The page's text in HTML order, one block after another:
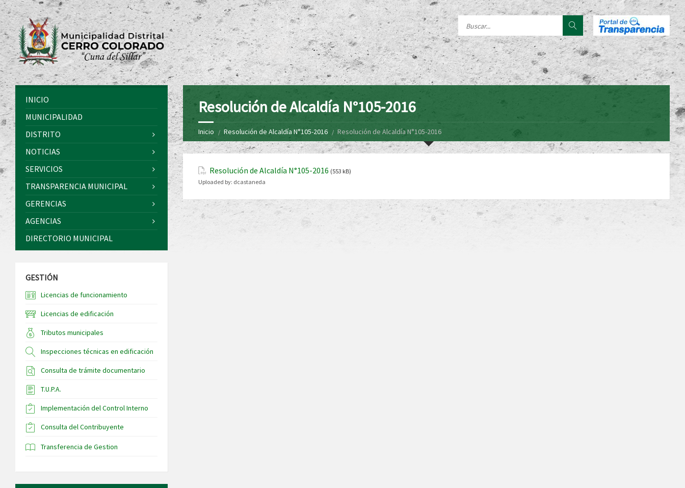
Resolución de Alcaldía N°105-2016
Inicio Resolución de Alcaldía N°105-2016 Resolución de Alcaldía N°105-2016
Resolución de Alcaldía N°105-2016 (553 kB)
Uploaded by: dcastaneda
INICIO
MUNICIPALIDAD
DISTRITO
NOTICIAS
SERVICIOS
TRANSPARENCIA MUNICIPAL
GERENCIAS
AGENCIAS
DIRECTORIO MUNICIPAL
GESTIÓN
Licencias de funcionamiento
Licencias de edificación
Tributos municipales
Inspecciones técnicas en edificación
Consulta de trámite documentario
T.U.P.A.
Implementación del Control Interno
Consulta del Contribuyente
Transferencia de Gestion